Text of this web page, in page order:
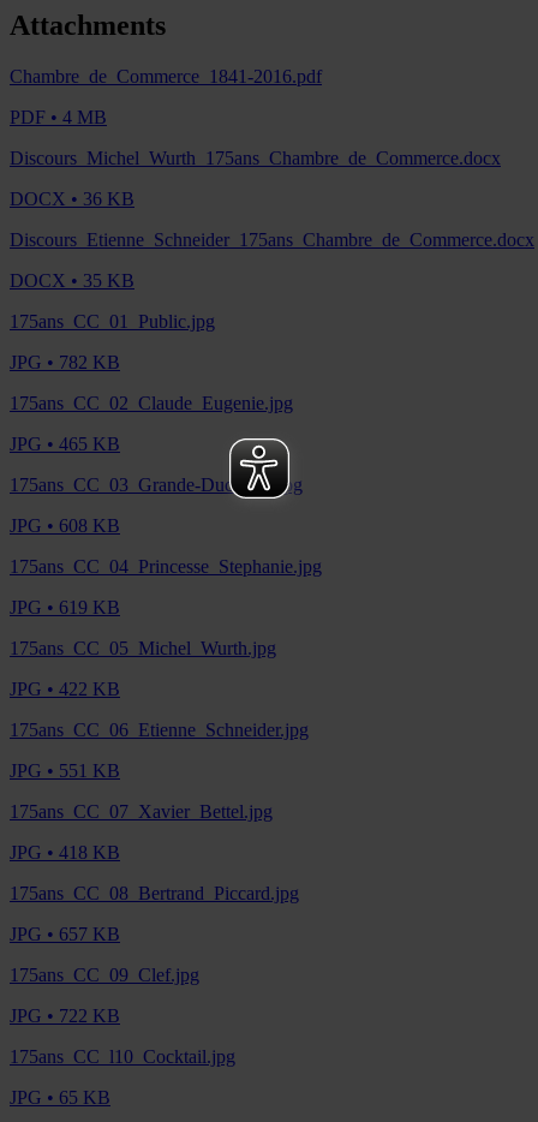
Attachments
Chambre_de_Commerce_1841-2016.pdf
PDF • 4 MB
Discours_Michel_Wurth_175ans_Chambre_de_Commerce.docx
DOCX • 36 KB
Discours_Etienne_Schneider_175ans_Chambre_de_Commerce.docx
DOCX • 35 KB
175ans_CC_01_Public.jpg
JPG • 782 KB
175ans_CC_02_Claude_Eugenie.jpg
JPG • 465 KB
175ans_CC_03_Grande-Duchesse.jpg
JPG • 608 KB
175ans_CC_04_Princesse_Stephanie.jpg
JPG • 619 KB
175ans_CC_05_Michel_Wurth.jpg
JPG • 422 KB
175ans_CC_06_Etienne_Schneider.jpg
JPG • 551 KB
175ans_CC_07_Xavier_Bettel.jpg
JPG • 418 KB
175ans_CC_08_Bertrand_Piccard.jpg
JPG • 657 KB
175ans_CC_09_Clef.jpg
JPG • 722 KB
175ans_CC_l10_Cocktail.jpg
JPG • 65 KB